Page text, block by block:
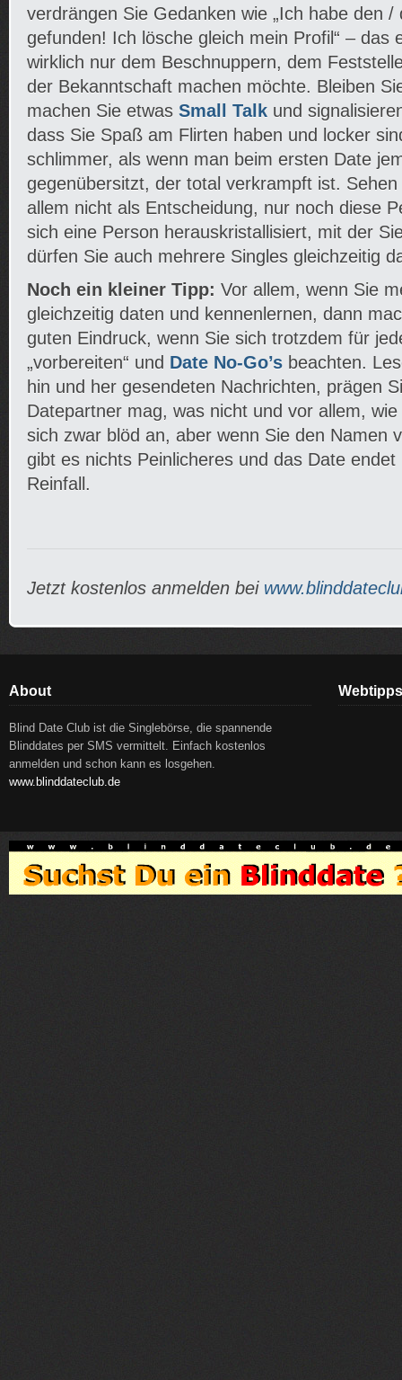
verdrängen Sie Gedanken wie „Ich habe den /
gefunden! Ich lösche gleich mein Profil“ – das
wirklich nur dem Beschnuppern, dem
der Bekanntschaft machen möchte. Bleiben
machen Sie etwas Small Talk und
dass Sie Spaß am Flirten haben und locker
schlimmer, als wenn man beim ersten Date
gegenübersitzt, der total verkrampft ist.
allem nicht als Entscheidung, nur noch diese
sich eine Person herauskristallisiert, mit der
dürfen Sie auch mehrere Singles gleichzeitig
Noch ein kleiner Tipp: Vor allem, wenn Sie
gleichzeitig daten und kennenlernen, dann
guten Eindruck, wenn Sie sich trotzdem für
„vorbereiten“ und Date No-Go’s beachten.
hin und her gesendeten Nachrichten, prägen
Datepartner mag, was nicht und vor allem,
sich zwar blöd an, aber wenn Sie den Namen
gibt es nichts Peinlicheres und das Date
Reinfall.
Jetzt kostenlos anmelden bei
About
Blind Date Club ist die Singlebörse, die spannende
Blinddates per SMS vermittelt. Einfach kostenlos
anmelden und schon kann es losgehen.
www.blinddateclub.de
Webtipps